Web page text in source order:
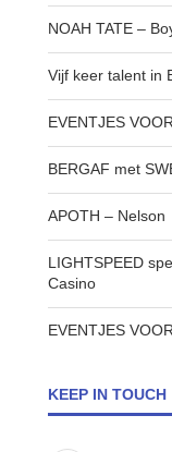
NOAH TATE –
Vijf keer talent in
EVENTJES
BERGAF met
APOTH – Nelson
LIGHTSPEED
Casino
EVENTJES
KEEP IN TOUCH